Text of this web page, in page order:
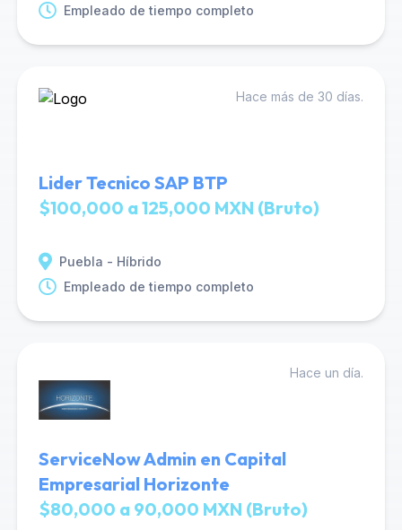
Empleado de tiempo completo
Hace más de 30 días.
Lider Tecnico SAP BTP
$100,000 a 125,000 MXN (Bruto)
Puebla - Híbrido
Empleado de tiempo completo
Hace un día.
ServiceNow Admin en Capital
Empresarial Horizonte
$80,000 a 90,000 MXN (Bruto)